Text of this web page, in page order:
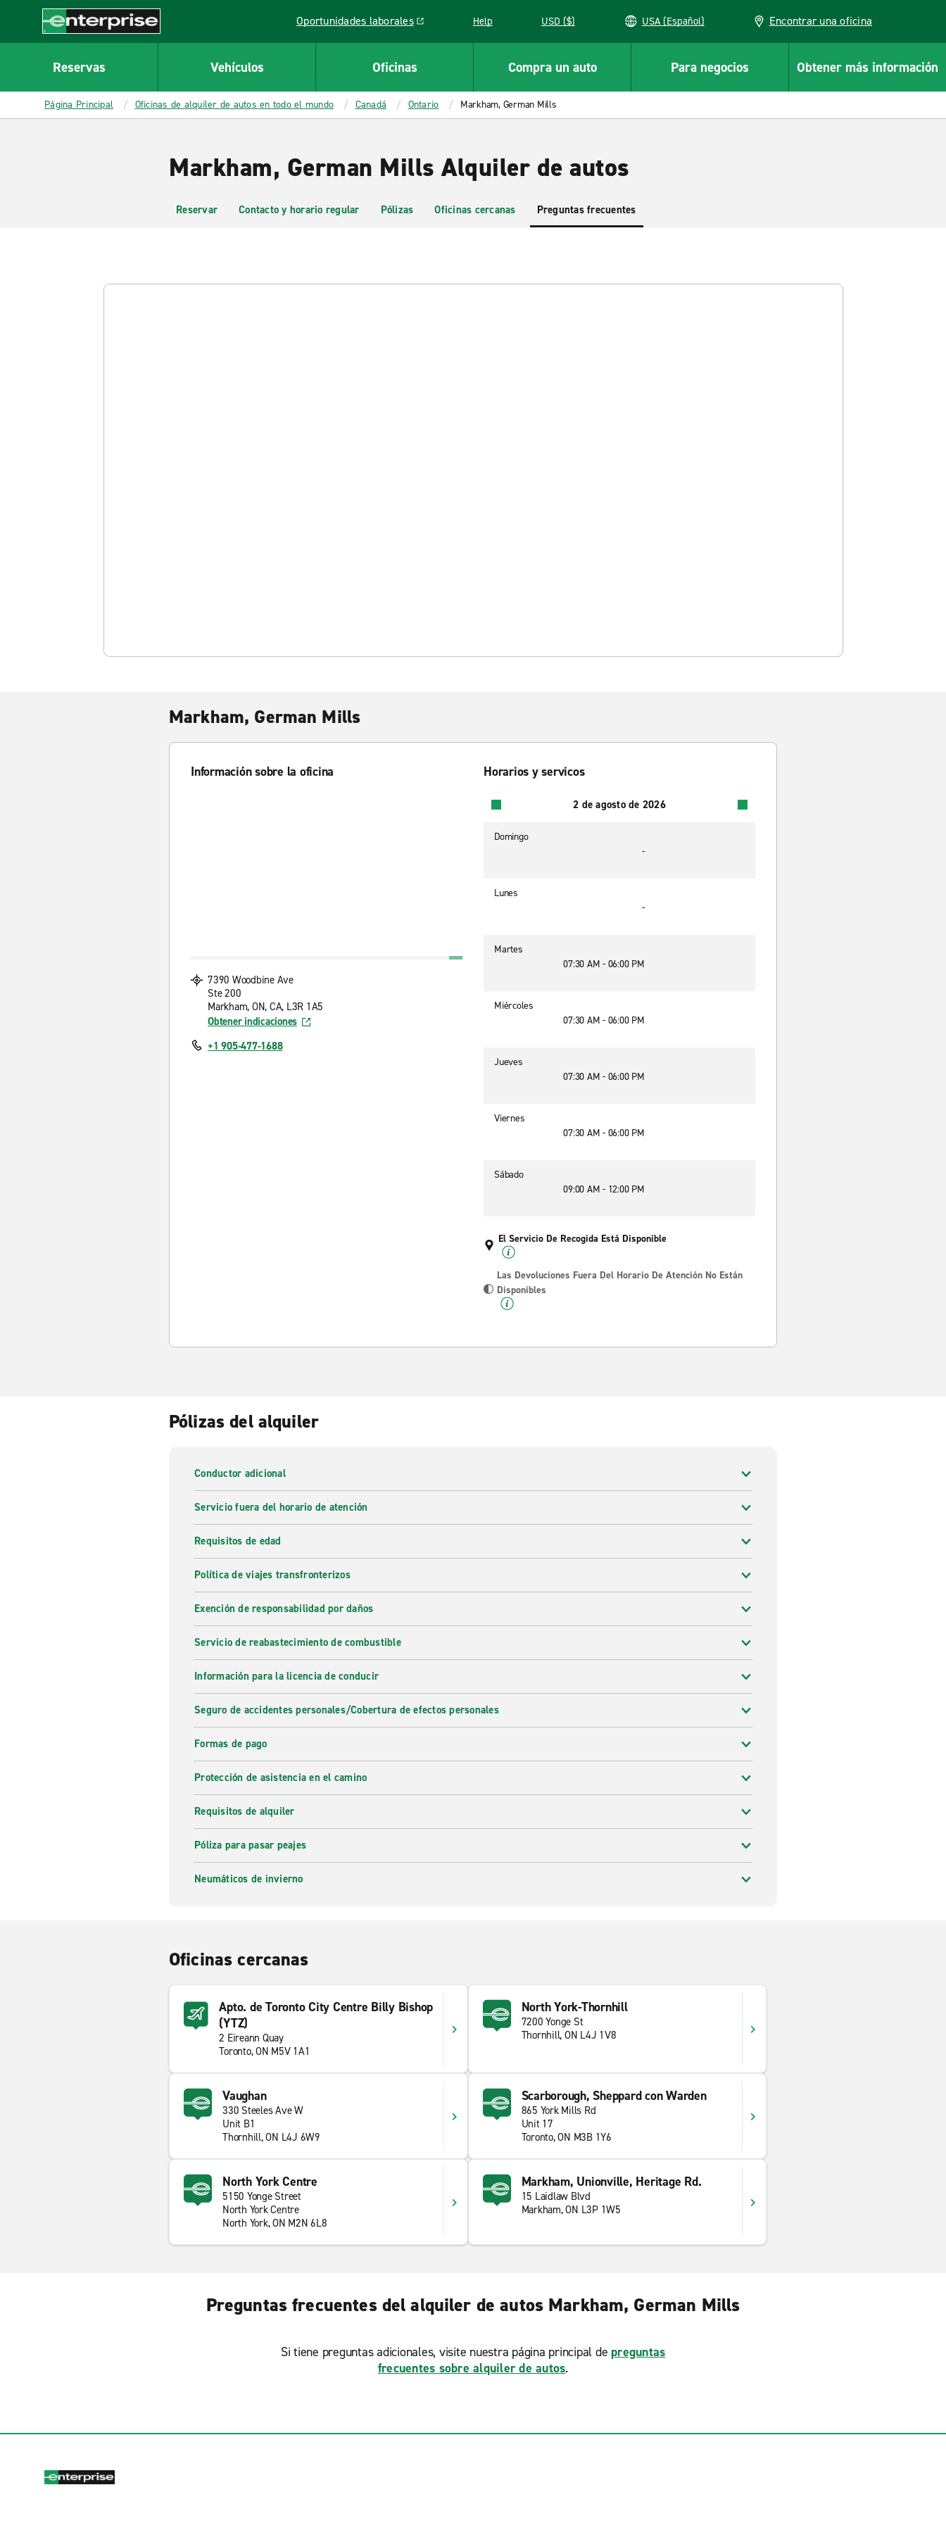
CONTENT
Enterprise
Oportunidades laborales
Link opens in a new window Help USD ($) USA (Español) Encontrar una oficina
Reservas Vehículos Oficinas Compra un auto Para negocios Obtener más información
Página Principal Oficinas de alquiler de autos en todo el mundo Canadá Ontario Markham, German Mills
Markham, German Mills Alquiler de autos
Reservar Contacto y horario regular Pólizas Oficinas cercanas Preguntas frecuentes
Markham, German Mills
Información sobre la oficina
7390 Woodbine Ave
Ste 200
Markham, ON, CA, L3R 1A5
Obtener indicaciones
+1 905-477-1688
Horarios y servicos
2 de agosto de 2026
Domingo
-
Lunes
-
Martes
07:30 AM - 06:00 PM
Miércoles
07:30 AM - 06:00 PM
Jueves
07:30 AM - 06:00 PM
Viernes
07:30 AM - 06:00 PM
Sábado
09:00 AM - 12:00 PM
El Servicio De Recogida Está Disponible
Las Devoluciones Fuera Del Horario De Atención No Están
Disponibles
Pólizas del alquiler
Conductor adicional
Servicio fuera del horario de atención
Requisitos de edad
Política de viajes transfronterizos
Exención de responsabilidad por daños
Servicio de reabastecimiento de combustible
Información para la licencia de conducir
Seguro de accidentes personales/Cobertura de efectos personales
Formas de pago
Protección de asistencia en el camino
Requisitos de alquiler
Póliza para pasar peajes
Neumáticos de invierno
Oficinas cercanas
Apto. de Toronto City Centre Billy Bishop
(YTZ)
2 Eireann Quay
Toronto, ON M5V 1A1
North York-Thornhill
7200 Yonge St
Thornhill, ON L4J 1V8
Vaughan
330 Steeles Ave W
Unit B1
Thornhill, ON L4J 6W9
Scarborough, Sheppard con Warden
865 York Mills Rd
Unit 17
Toronto, ON M3B 1Y6
North York Centre
5150 Yonge Street
North York Centre
North York, ON M2N 6L8
Markham, Unionville, Heritage Rd.
15 Laidlaw Blvd
Markham, ON L3P 1W5
Preguntas frecuentes del alquiler de autos Markham, German Mills
Si tiene preguntas adicionales, visite nuestra página principal de preguntas
frecuentes sobre alquiler de autos.